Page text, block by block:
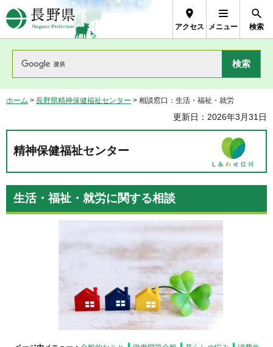
長野県Nagano Prefecture
アクセス メニュー 検索
ホーム > 長野県精神保健福祉センター > 相談窓口：生活・福祉・就労
更新日：2026年3月31日
精神保健福祉センター
生活・福祉・就労に関する相談